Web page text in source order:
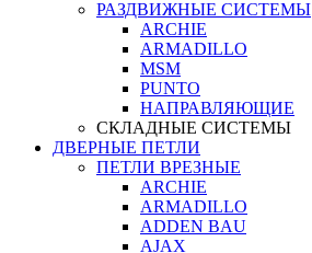
РАЗДВИЖНЫЕ СИСТЕМЫ
ARCHIE
ARMADILLO
MSM
PUNTO
НАПРАВЛЯЮЩИЕ
СКЛАДНЫЕ СИСТЕМЫ
ДВЕРНЫЕ ПЕТЛИ
ПЕТЛИ ВРЕЗНЫЕ
ARCHIE
ARMADILLO
ADDEN BAU
AJAX